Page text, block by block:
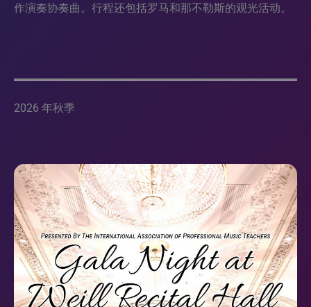
作演奏协奏曲。行程还包括罗马和那不勒斯的观光活动。
2026 年秋季